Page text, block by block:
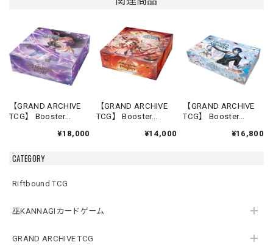
CATEGORY
Riftbound TCG
巫KANNAGIカードゲーム
GRAND ARCHIVE TCG
【GRAND ARCHIVE
TCG】 Booster
【Mercurial Heart】
¥18,000
【GRAND ARCHIVE
TCG】 Booster
【Abyssal Heaven】
¥14,000
【GRAND ARCHIVE
TCG】 Booster
¥16,800